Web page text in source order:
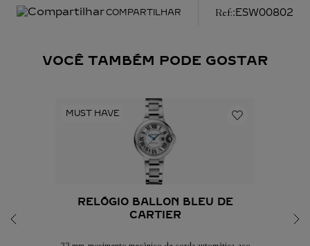
COMPARTILHAR :ESW00802
VOCÊ TAMBÉM PODE GOSTAR
RELÓGIO BALLON BLEU DE
CARTIER